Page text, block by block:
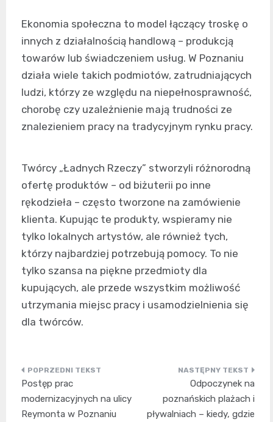
Ekonomia społeczna to model łączący troskę o
innych z działalnością handlową – produkcją
towarów lub świadczeniem usług. W Poznaniu
działa wiele takich podmiotów, zatrudniających
ludzi, którzy ze względu na niepełnosprawność,
chorobę czy uzależnienie mają trudności ze
znalezieniem pracy na tradycyjnym rynku pracy.
Twórcy „Ładnych Rzeczy” stworzyli różnorodną
ofertę produktów – od biżuterii po inne
rękodzieła – często tworzone na zamówienie
klienta. Kupując te produkty, wspieramy nie
tylko lokalnych artystów, ale również tych,
którzy najbardziej potrzebują pomocy. To nie
tylko szansa na piękne przedmioty dla
kupujących, ale przede wszystkim możliwość
utrzymania miejsc pracy i usamodzielnienia się
dla twórców.
Nawigacja
wpisu
Postęp prac
modernizacyjnych na ulicy
Reymonta w Poznaniu
Odpoczynek na
poznańskich plażach i
pływalniach – kiedy, gdzie